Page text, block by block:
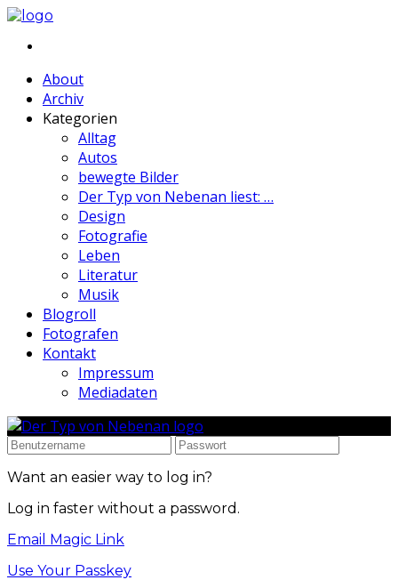
About
Archiv
Kategorien
Alltag
Autos
bewegte Bilder
Der Typ von Nebenan liest: …
Design
Fotografie
Leben
Literatur
Musik
Blogroll
Fotografen
Kontakt
Impressum
Mediadaten
Want an easier way to log in?
Log in faster without a password.
Email Magic Link
Use Your Passkey